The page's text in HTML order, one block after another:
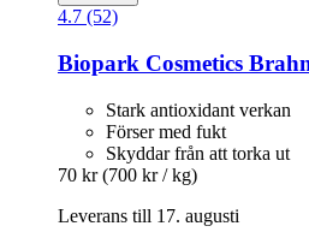
4.7 (52)
Biopark Cosmetics
Stark antioxidant verkan
Förser med fukt
Skyddar från att torka ut
70 kr (700 kr / kg)
Leverans till 17. augusti